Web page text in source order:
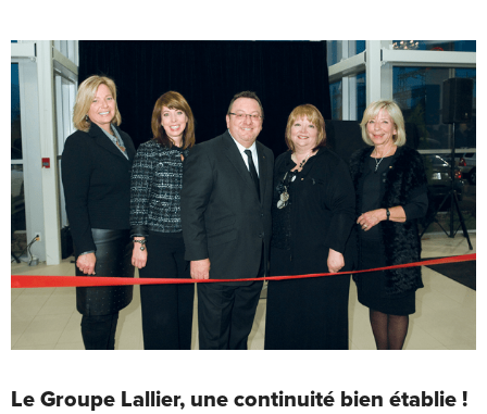
Le Groupe Lallier, une continuité bien établie !